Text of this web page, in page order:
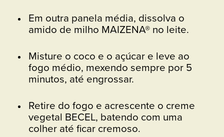
Em outra panela média, dissolva o
amido de milho MAIZENA® no leite.
Misture o coco e o açúcar e leve ao
fogo médio, mexendo sempre por 5
minutos, até engrossar.
Retire do fogo e acrescente o creme
vegetal BECEL, batendo com uma
colher até ficar cremoso.